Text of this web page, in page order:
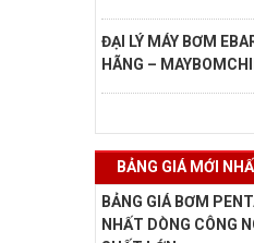
ĐẠI LÝ MÁY BƠM
HÃNG –
BẢNG GIÁ MỚI
BẢNG GIÁ BƠM
NHẤT DÒNG CÔNG